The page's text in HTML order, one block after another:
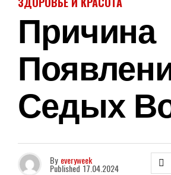
Причина
Седых
By everyweek
Published 17.04.2024